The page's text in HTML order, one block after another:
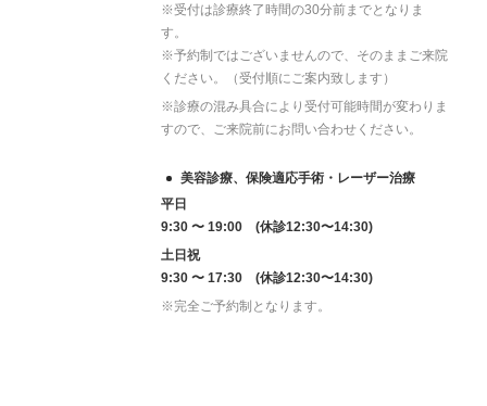
※受付は診療終了時間の30分前までとなりま
す。
※予約制ではございませんので、そのままご来院
ください。（受付順にご案内致します）
※診療の混み具合により受付可能時間が変わりま
すので、ご来院前にお問い合わせください。
美容診療、保険適応手術・レーザー治療
平日
9:30 〜 19:00 (休診12:30〜14:30)
土日祝
9:30 〜 17:30 (休診12:30〜14:30)
※完全ご予約制となります。